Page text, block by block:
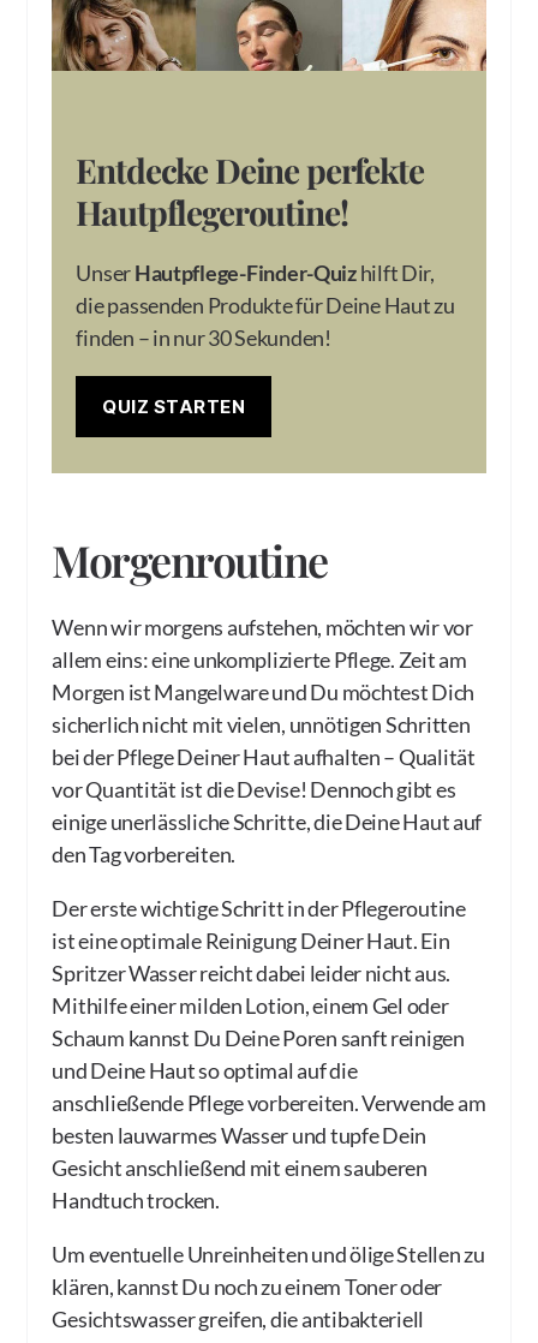
Entdecke Deine perfekte
Hautpflegeroutine!
UnserHautpflege-Finder-Quizhilft Dir,
die passenden Produkte für Deine Haut zu
finden – in nur 30 Sekunden!
QUIZ STARTEN
Morgenroutine
Wenn wir morgens aufstehen, möchten wir vor
allem eins: eine unkomplizierte Pflege. Zeit am
Morgen ist Mangelware und Du möchtest Dich
sicherlich nicht mit vielen, unnötigen Schritten
bei der Pflege Deiner Haut aufhalten – Qualität
vor Quantität ist die Devise! Dennoch gibt es
einige unerlässliche Schritte, die Deine Haut auf
den Tag vorbereiten.
Der erste wichtige Schritt in der Pflegeroutine
ist eine optimale Reinigung Deiner Haut. Ein
Spritzer Wasser reicht dabei leider nicht aus.
Mithilfe einer milden Lotion, einem Gel oder
Schaum kannst Du Deine Poren sanft reinigen
und Deine Haut so optimal auf die
anschließende Pflege vorbereiten. Verwende am
besten lauwarmes Wasser und tupfe Dein
Gesicht anschließend mit einem sauberen
Handtuch trocken.
Um eventuelle Unreinheiten und ölige Stellen zu
klären, kannst Du noch zu einem Toner oder
Gesichtswasser greifen, die antibakteriell